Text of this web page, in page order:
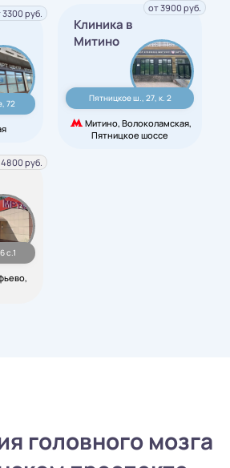
72
3300 руб.
Клиника в
Митино
Пятницкое ш., 27, к. 2
Митино, Волоколамская,
Пятницкое шоссе
от 3900 руб.
с.1
руб.
головного мозга